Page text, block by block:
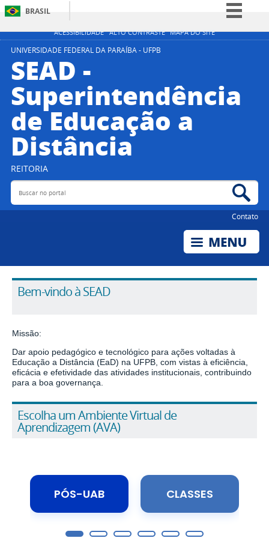
ACESSIBILIDADE ALTO CONTRASTE MAPA DO SITE
BRASIL
Simplifique!
Acesso à informação
Legislação
Canais
UNIVERSIDADE FEDERAL DA PARAÍBA - UFPB
SEAD -
Superintendência
de Educação a
Distância
REITORIA
Buscar no portal
Contato
Bem-vindo à SEAD
Missão:
Dar apoio pedagógico e tecnológico para ações voltadas à
Educação a Distância (EaD) na UFPB, com vistas à eficiência,
eficácia e efetividade das atividades institucionais, contribuindo
para a boa governança.
Escolha um Ambiente Virtual de
Aprendizagem (AVA)